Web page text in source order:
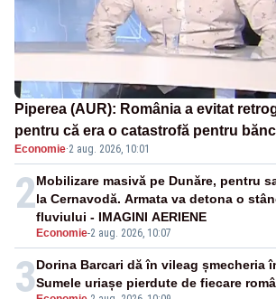
Piperea (AUR): România a evitat
pentru că era o catastrofă pentru
pensii
Economie·2 aug. 2026, 10:01
2
Economie-2 aug. 2026, 10:07
Mobilizare masivă pe Dunăre, pentru
la Cernavodă. Armata va detona o
fluviului - IMAGINI AERIENE
3Dorina Barcari dă în vileag șmecheria
Sumele uriașe pierdute de fiecare